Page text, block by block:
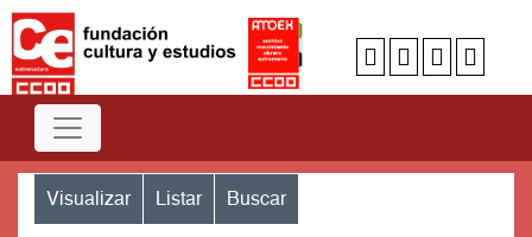
Visualizar Listar Buscar